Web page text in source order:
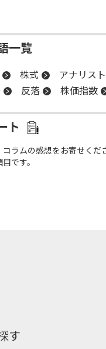
一覧
株式 アナリスト
反落 株価指数
ト
コラムの感想をお寄せくだ
です。
す